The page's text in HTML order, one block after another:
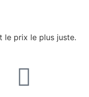
le prix le plus juste.